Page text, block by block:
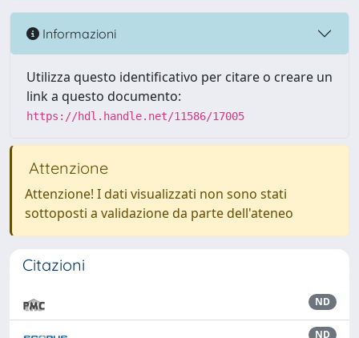
Informazioni
Utilizza questo identificativo per citare o creare un
link a questo documento:
https://hdl.handle.net/11586/17005
Attenzione
Attenzione! I dati visualizzati non sono stati
sottoposti a validazione da parte dell'ateneo
Citazioni
ND
ND